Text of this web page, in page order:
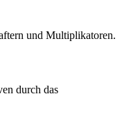
und Multiplikatoren.
durch das